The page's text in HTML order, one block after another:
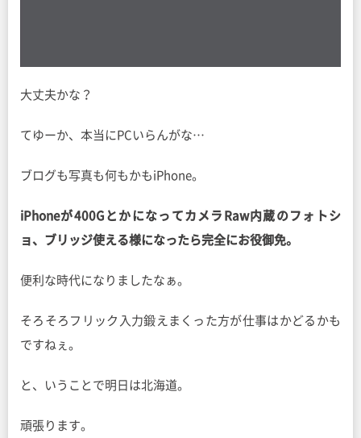
大丈夫かな？
てゆーか、本当にPCいらんがな…
ブログも写真も何もかもiPhone。
iPhoneが400GとかになってカメラRaw内蔵のフォトシ
ョ、ブリッジ使える様になったら完全にお役御免。
便利な時代になりましたなぁ。
そろそろフリック入力鍛えまくった方が仕事はかどるかも
ですねぇ。
と、いうことで明日は北海道。
頑張ります。